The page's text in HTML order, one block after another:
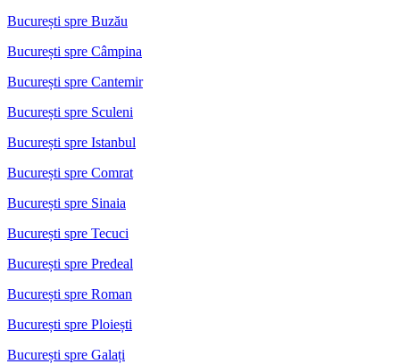
București spre Buzău
București spre Câmpina
București spre Cantemir
București spre Sculeni
București spre Istanbul
București spre Comrat
București spre Sinaia
București spre Tecuci
București spre Predeal
București spre Roman
București spre Ploiești
București spre Galați